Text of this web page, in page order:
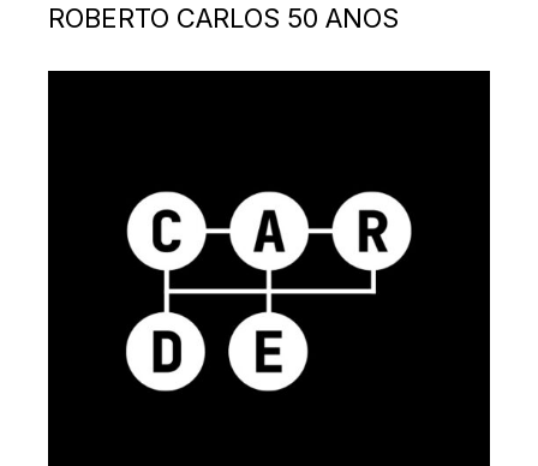
ROBERTO CARLOS 50 ANOS